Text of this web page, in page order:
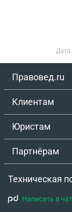
Дата
Правовед.ru
Клиентам
Юристам
Партнёрам
Техническая
Написать в